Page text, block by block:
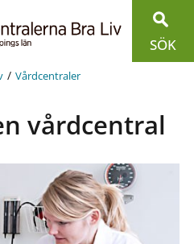
SÖK
/ Vårdcentraler
vårdcentral